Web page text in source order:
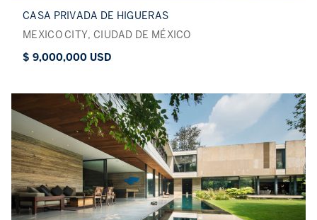
CASA PRIVADA DE HIGUERAS
MEXICO CITY, CIUDAD DE MÉXICO
$ 9,000,000 USD